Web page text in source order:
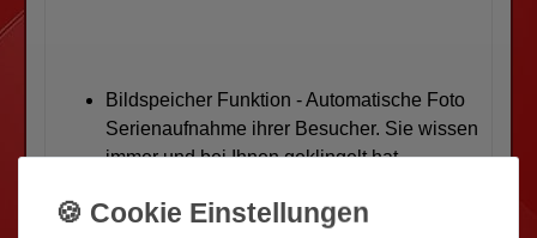
Bildspeicher Funktion - Automatische Foto
Serienaufnahme ihrer Besucher. Sie wissen
immer und bei Ihnen geklingelt hat.
Panel, Aufputz mit metallischer Halterung